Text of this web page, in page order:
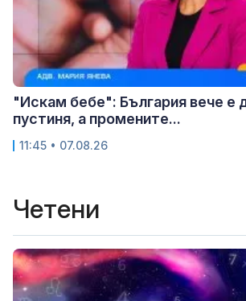
"Искам бебе": България вече е
пустиня, а промените...
11:45 • 07.08.26
Четени